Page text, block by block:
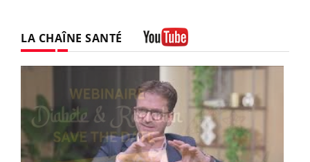
LA CHAÎNE SANTÉ